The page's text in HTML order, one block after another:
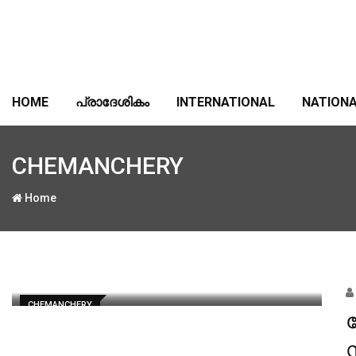
HOME പ്രാദേശികം INTERNATIONAL
CHEMANCHERY
Home
CHEMANCHERY